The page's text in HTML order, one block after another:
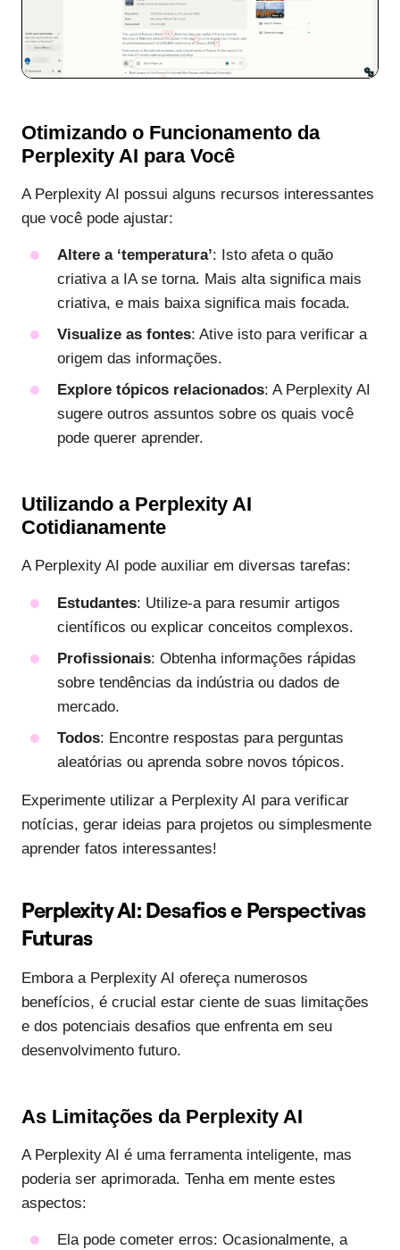
Otimizando o Funcionamento da
Perplexity AI para Você
A Perplexity AI possui alguns recursos interessantes
que você pode ajustar:
Altere a ‘temperatura’: Isto afeta o quão
criativa a IA se torna. Mais alta significa mais
criativa, e mais baixa significa mais focada.
Visualize as fontes: Ative isto para verificar a
origem das informações.
Explore tópicos relacionados: A Perplexity AI
sugere outros assuntos sobre os quais você
pode querer aprender.
Utilizando a Perplexity AI
Cotidianamente
A Perplexity AI pode auxiliar em diversas tarefas:
Estudantes: Utilize-a para resumir artigos
científicos ou explicar conceitos complexos.
Profissionais: Obtenha informações rápidas
sobre tendências da indústria ou dados de
mercado.
Todos: Encontre respostas para perguntas
aleatórias ou aprenda sobre novos tópicos.
Experimente utilizar a Perplexity AI para verificar
notícias, gerar ideias para projetos ou simplesmente
aprender fatos interessantes!
Perplexity AI: Desafios e Perspectivas
Futuras
Embora a Perplexity AI ofereça numerosos
benefícios, é crucial estar ciente de suas limitações
e dos potenciais desafios que enfrenta em seu
desenvolvimento futuro.
As Limitações da Perplexity AI
A Perplexity AI é uma ferramenta inteligente, mas
poderia ser aprimorada. Tenha em mente estes
aspectos:
Ela pode cometer erros: Ocasionalmente, a